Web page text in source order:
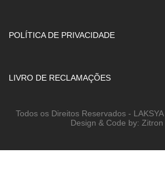
POLÍTICA DE PRIVACIDADE
LIVRO DE RECLAMAÇÕES
Todos os Direitos Reservados -
Design & Code by: Zitron